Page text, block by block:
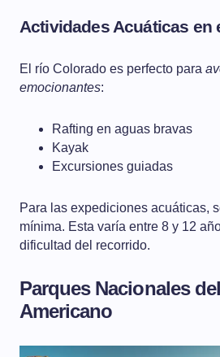
Actividades Acuáticas en
El río Colorado es perfecto para
emocionantes:
Rafting en aguas bravas
Kayak
Excursiones guiadas
Para las expediciones acuáticas,
mínima. Esta varía entre 8 y 12
dificultad del recorrido.
Parques Nacionales
Americano